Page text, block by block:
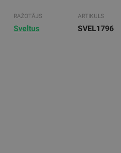
RAŽOTĀJS
Sveltus
ARTIKULS
SVEL1796